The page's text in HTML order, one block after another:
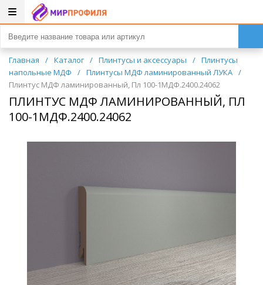
Главная / Каталог / Плинтусы и аксессуары / Плинтусы
напольные МДФ
/ Плинтусы МДФ ламинированный ЛУКА /
Плинтус МДФ ламинированный, Пл 100-1МДФ.2400.24062
ПЛИНТУС МДФ ЛАМИНИРОВАННЫЙ, ПЛ
100-1МДФ.2400.24062